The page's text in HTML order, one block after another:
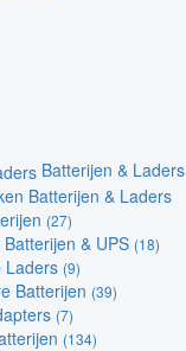
Batterijen & Laders
Batterijen & Laders
(27)
& UPS (18)
Laders (9)
Batterijen (39)
(7)
(134)